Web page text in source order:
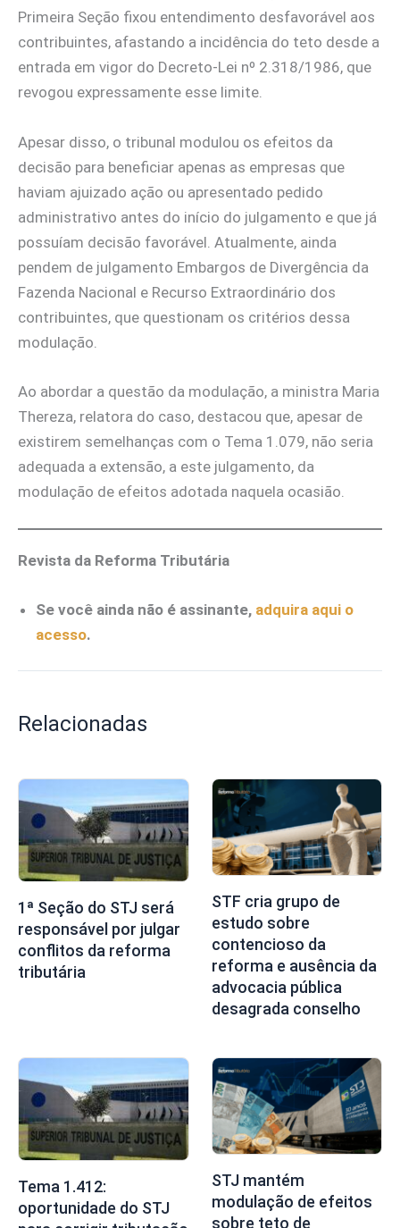
Primeira Seção fixou entendimento desfavorável aos
contribuintes, afastando a incidência do teto desde a
entrada em vigor do Decreto-Lei nº 2.318/1986, que
revogou expressamente esse limite.
Apesar disso, o tribunal modulou os efeitos da
decisão para beneficiar apenas as empresas que
haviam ajuizado ação ou apresentado pedido
administrativo antes do início do julgamento e que já
possuíam decisão favorável. Atualmente, ainda
pendem de julgamento Embargos de Divergência da
Fazenda Nacional e Recurso Extraordinário dos
contribuintes, que questionam os critérios dessa
modulação.
Ao abordar a questão da modulação, a ministra Maria
Thereza, relatora do caso, destacou que, apesar de
existirem semelhanças com o Tema 1.079, não seria
adequada a extensão, a este julgamento, da
modulação de efeitos adotada naquela ocasião.
Revista da Reforma Tributária
Se você ainda não é assinante, adquira aqui o
acesso.
Relacionadas
1ª Seção do STJ será
responsável por julgar
conflitos da reforma
tributária
STF cria grupo de
estudo sobre
contencioso da
reforma e ausência da
advocacia pública
desagrada conselho
Tema 1.412:
oportunidade do STJ
STJ mantém
modulação de efeitos
sobre teto de